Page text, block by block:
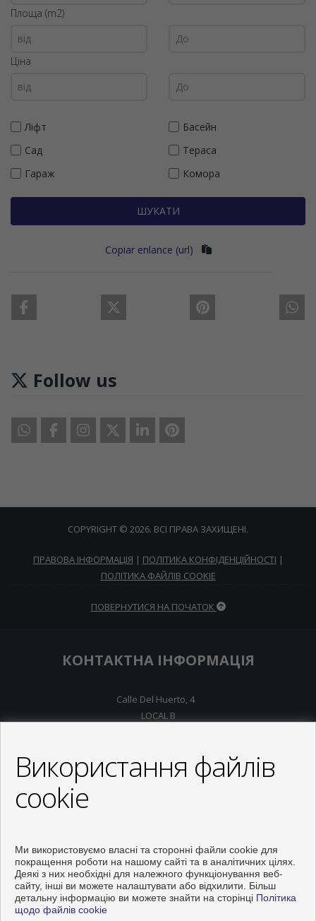
Площа (m2)
Ціна
Ліфт
Басейн
Сад
Тераса
Гараж
Комора
ШУКАТИ
Copiar enlance (url)
Follow us
COPYRIGHT © 2026. ВСІ ПРАВА ЗАХИЩЕНІ.
ПРАВОВА ІНФОРМАЦІЯ | ПОЛІТИКА КОНФІДЕНЦІЙНОСТІ |
ПОЛІТИКА ФАЙЛІВ COOKIE
ПОВЕРНУТИСЯ НА ПОЧАТОК
КОНТАКТНА ІНФОРМАЦІЯ
Calle Del Huerto, 4
LOCAL B
+34 966928738
info@inmo-api.net
Від Понеділок до П'ятниця : 10:00 - 14:00
Використання файлів
cookie
Ми використовуємо власні та сторонні файли cookie для
покращення роботи на нашому сайті та в аналітичних цілях.
Деякі з них необхідні для належного функціонування веб-
сайту, інші ви можете налаштувати або відхилити. Більш
детальну інформацію ви можете знайти на сторінці Політика
щодо файлів cookie